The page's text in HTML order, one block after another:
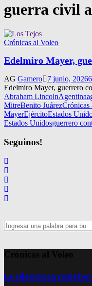
guerra civil
Crónicas al Voleo
Edelmiro Mayer,
AG Gamero 7 junio, 2026
Edelmiro Mayer, guerrero
Abraham LincolnAgentina
MitreBenito JuárezCrónicas
MayerEjércitoEstados
Estados Unidosguerrero
Seguinos!
Search
for:
Crónicas al Voleo
La silenciosa